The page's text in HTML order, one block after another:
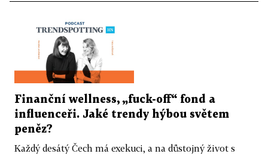
Finanční wellness, „fuck-off“ fond a
influenceři. Jaké trendy hýbou světem
peněz?
Každý desátý Čech má exekuci, a na důstojný život s